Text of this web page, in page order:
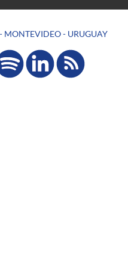
MONTEVIDEO - URUGUAY